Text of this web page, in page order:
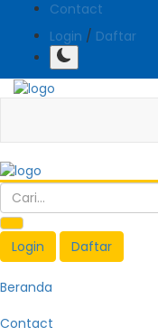
Contact
Login / Daftar
Login Daftar
Beranda
Contact